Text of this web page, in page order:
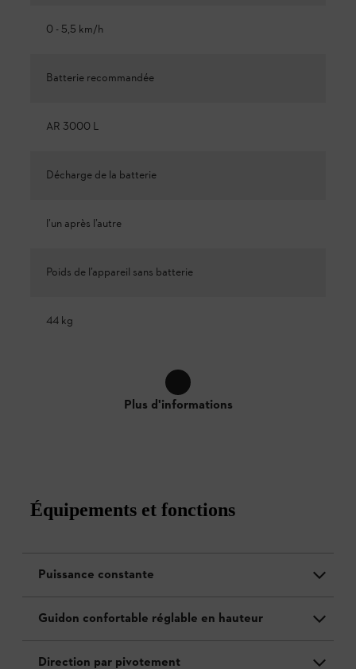
0 - 5,5 km/h
Batterie recommandée
AR 3000 L
Décharge de la batterie
l’un après l’autre
Poids de l’appareil sans batterie
44 kg
Plus d'informations
Équipements et fonctions
Puissance constante
Guidon confortable réglable en hauteur
Direction par pivotement